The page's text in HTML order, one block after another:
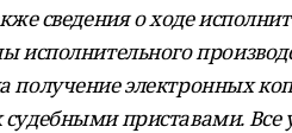
сведения о ходе
исполнительного
получение электронных
приставами. Все